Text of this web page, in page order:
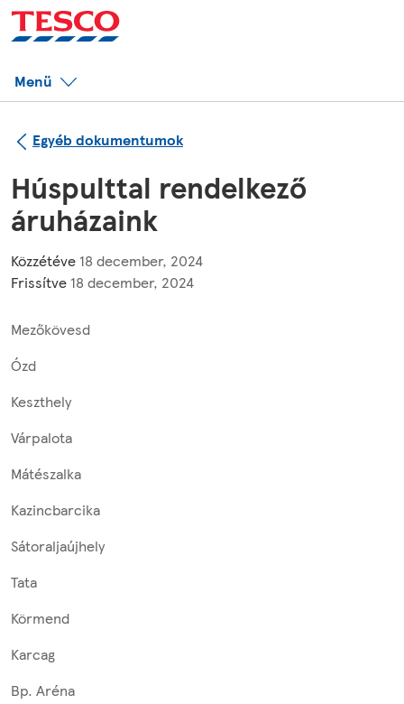
Menü
Egyéb dokumentumok
Húspulttal rendelkező
áruházaink
Közzétéve 18 december, 2024
Frissítve 18 december, 2024
Mezőkövesd
Ózd
Keszthely
Várpalota
Mátészalka
Kazincbarcika
Sátoraljaújhely
Tata
Körmend
Karcag
Bp. Aréna